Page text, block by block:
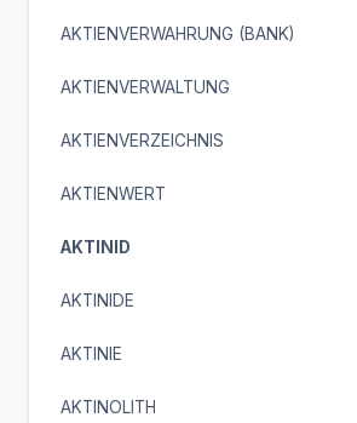
AKTIENVERWAHRUNG (BANK)
AKTIENVERWALTUNG
AKTIENVERZEICHNIS
AKTIENWERT
AKTINID
AKTINIDE
AKTINIE
AKTINOLITH